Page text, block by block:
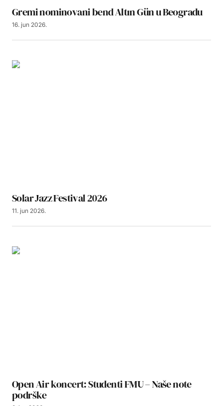
Gremi nominovani bend Altın Gün u Beogradu
16. jun 2026.
Solar Jazz Festival 2026
11. jun 2026.
Open Air koncert: Studenti FMU – Naše note
podrške